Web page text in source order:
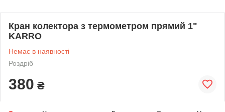
Кран колектора з термометром прямий 1"
KARRO
Немає в наявності
Роздріб
380 ₴